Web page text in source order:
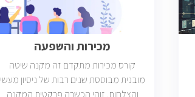
מכירות והשפעה
קורס מכירות מתקדם זה מקנה שיטה
מובנית מבוססת שנים רבות של ניסיון מעשי
והצלחות. זוהי הכשרה פרקטית המקנה